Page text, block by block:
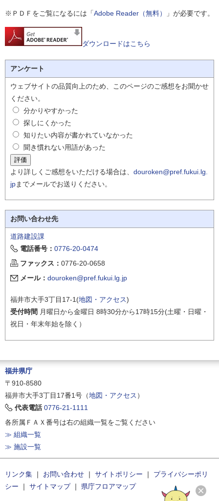
※ＰＤＦをご覧になるには「Adobe Reader（無料） 」が必要です。
ダウンロードはこちら
アンケート
ウェブサイトの品質向上のため、このページのご感想をお聞かせ
ください。
分かりやすかった
探しにくかった
知りたい内容が書かれていなかった
聞き慣れない用語があった
より詳しくご感想をいただける場合は、 douroken@pref.fukui.lg.
jpまでメールでお送りください。
お問い合わせ先
道路建設課
電話番号： 0776-20-0474
ファックス： 0776-20-0658
メール： douroken@pref.fukui.lg.jp
福井市大手3丁目17-1(地図・アクセス)
受付時間 月曜日から金曜日 8時30分から17時15分(土曜・日曜・
祝日・年末年始を除く）
福井県庁
〒910-8580
福井市大手3丁目17番1号（地図・アクセス ）
代表電話 0776-21-1111
各所属ＦＡＸ番号は右の組織一覧をご覧ください
≫ 組織一覧
≫ 施設一覧
リンク集 ｜ お問い合わせ ｜ サイトポリシー ｜
プライバシーポリ
シー ｜ サイトマップ｜ 県庁フロアマップ